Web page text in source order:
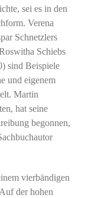
sei es in den
Verena
Schnetzlers
Schiebs
sind Beispiele
und eigenem
Martin
hat seine
begonnen,
vierbändigen
der hohen